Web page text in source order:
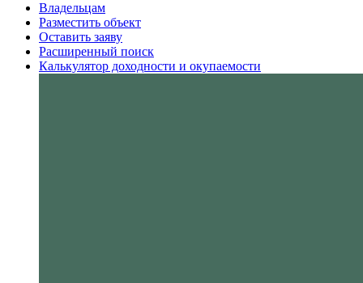
Владельцам
Разместить объект
Оставить заяву
Расширенный поиск
Калькулятор доходности и окупаемости